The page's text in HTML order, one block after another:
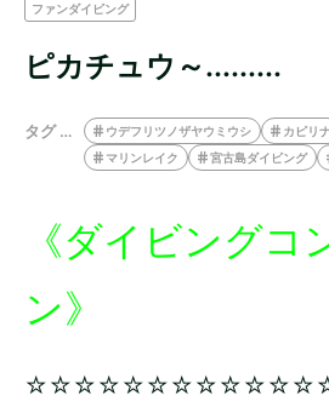
ファンダイビング
ピカチュウ～.........
タグ … ウデフリツノザヤウミウシ カピリ
マリンレイク
宮古島ダイビング
《ダイビングコ
ン》